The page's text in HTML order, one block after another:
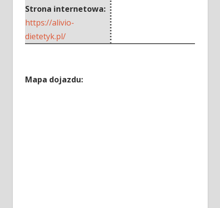
Strona internetowa:
https://alivio-
dietetyk.pl/
Mapa dojazdu: